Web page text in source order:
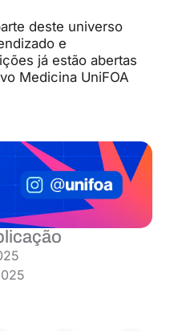
deste universo
e
já estão abertas
Medicina UniFOA